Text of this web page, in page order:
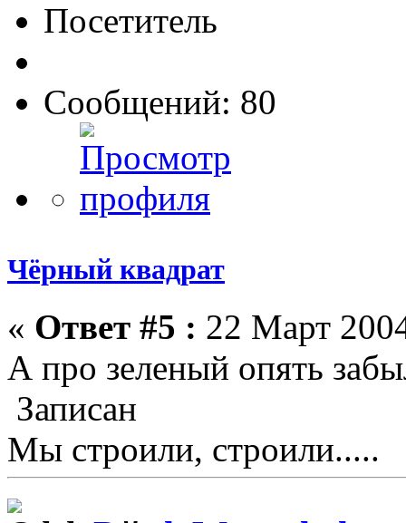
Посетитель
Сообщений: 80
Чёрный квадрат
« Ответ #5 : 22 Март
А про зеленый опять
Записан
Мы строили, строили.....